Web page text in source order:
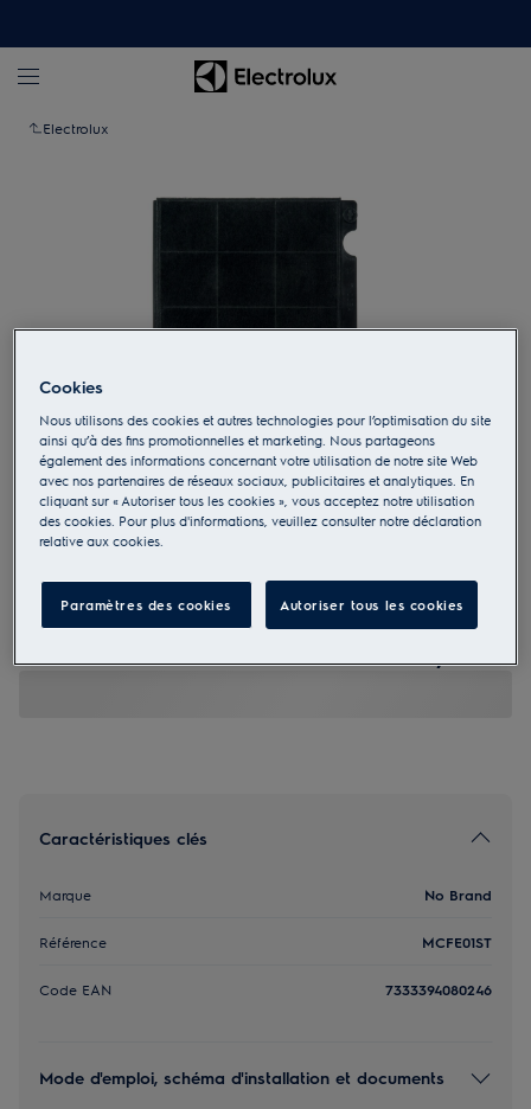
Electrolux
Appuyez pour zoomer
Filtre à charbon OdourClean
Standard
Caractéristiques clés
Marque No Brand
Référence MCFE01ST
Code EAN 7333394080246
Mode d'emploi, schéma d'installation et documents
Cookies
Nous utilisons des cookies et autres technologies pour l’optimisation du site
ainsi qu’à des fins promotionnelles et marketing. Nous partageons
également des informations concernant votre utilisation de notre site Web
avec nos partenaires de réseaux sociaux, publicitaires et analytiques. En
cliquant sur « Autoriser tous les cookies », vous acceptez notre utilisation
des cookies. Pour plus d'informations, veuillez consulter notre déclaration
relative aux cookies.
Paramètres des cookies Autoriser tous les cookies